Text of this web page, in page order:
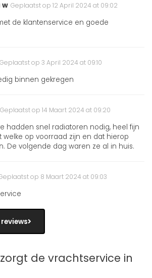
w Geplaatst op 12 April 2024 at 09:02
de klantenservice en goede
Geplaatst op 3 April 2024 at 09:10
binnen gekregen
Geplaatst op 14 Maart 2024 at 09:20
hadden snel radiatoren nodig, heel fijn
welke op voorraad zijn en dat hierop
De volgende dag waren ze al in huis.
op 8 Maart 2024 at 09:03
de vrachtservice in